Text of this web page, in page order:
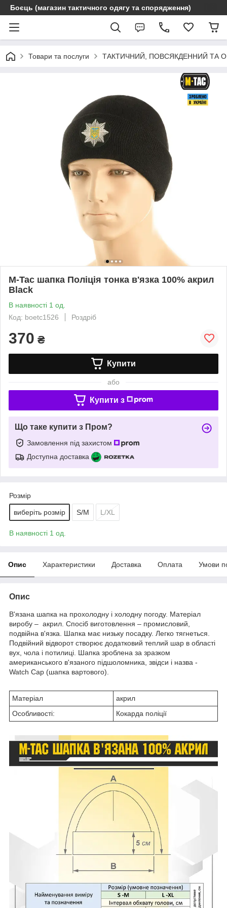
Боєць (магазин тактичного одягу та спорядження)
Товари та послуги ТАКТИЧНИЙ, ПОВСЯКДЕННИЙ ТА
M-Tac шапка Поліція тонка в'язка 100% акрил
Black
В наявності 1 од.
Код: boetc1526
Роздріб
370 ₴
Купити
або
Купити з
Що таке купити з Пром?
Замовлення під захистом
Доступна доставка
Розмір
виберіть розмір S/M L/XL
В наявності 1 од.
Опис Характеристики Доставка Оплата Умови
Опис
В'язана шапка на прохолодну і холодну погоду. Матеріал
виробу – акрил. Спосіб виготовлення – промисловий,
подвійна в'язка. Шапка має низьку посадку. Легко тягнеться.
Подвійний відворот створює додатковий теплий шар в області
вух, чола і потилиці. Шапка зроблена за зразком
американського в'язаного підшоломника, звідси і назва -
Watch Cap (шапка вартового).
Матеріал
акрил
Особливості:
Кокарда поліції